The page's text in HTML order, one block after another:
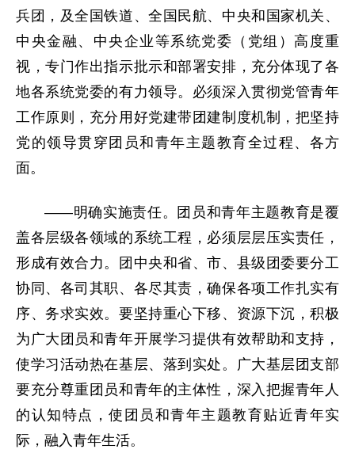
兵团，及全国铁道、全国民航、中央和国家机关、
中央金融、中央企业等系统党委（党组）高度重
视，专门作出指示批示和部署安排，充分体现了各
地各系统党委的有力领导。必须深入贯彻党管青年
工作原则，充分用好党建带团建制度机制，把坚持
党的领导贯穿团员和青年主题教育全过程、各方
面。
——明确实施责任。团员和青年主题教育是覆
盖各层级各领域的系统工程，必须层层压实责任，
形成有效合力。团中央和省、市、县级团委要分工
协同、各司其职、各尽其责，确保各项工作扎实有
序、务求实效。要坚持重心下移、资源下沉，积极
为广大团员和青年开展学习提供有效帮助和支持，
使学习活动热在基层、落到实处。广大基层团支部
要充分尊重团员和青年的主体性，深入把握青年人
的认知特点，使团员和青年主题教育贴近青年实
际，融入青年生活。